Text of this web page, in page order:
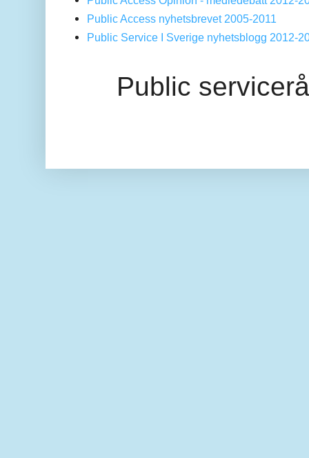
Public Access nyhetsbrevet 2005-2011
Public Service I Sverige nyhetsblogg 2012-
Public